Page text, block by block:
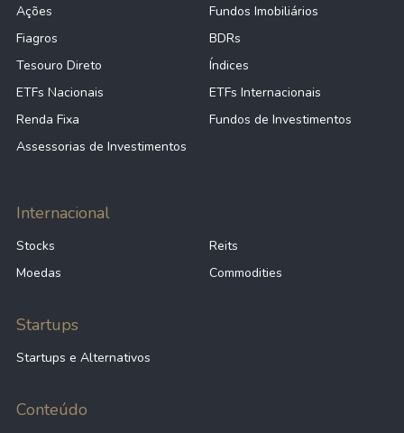
Ações
Fundos Imobiliários
Fiagros
BDRs
Tesouro Direto
Índices
ETFs Nacionais
ETFs Internacionais
Renda Fixa
Fundos de Investimentos
Assessorias de Investimentos
Internacional
Stocks
Reits
Moedas
Commodities
Startups
Startups e Alternativos
Conteúdo